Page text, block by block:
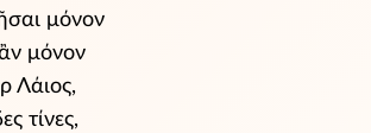
μόνον
μόνον
Λάιος,
τίνες,